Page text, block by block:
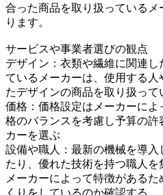
合った商品を取り扱っている
ります。
サービスや事業者選びの観点
デザイン：衣類や繊維に関連
ているメーカーは、使用する
たデザインの商品を取り扱って
価格：価格設定はメーカーに
格のバランスを考慮し予算の
カーを選ぶ
設備や職人：最新の機械を導
たり、優れた技術を持つ職人
メーカーによって特徴がある
くりをしているのか確認する